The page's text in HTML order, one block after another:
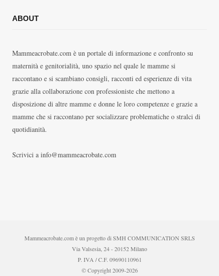
ABOUT
Mammeacrobate.com è un portale di informazione e confronto su
maternità e genitorialità, uno spazio nel quale le mamme si
raccontano e si scambiano consigli, racconti ed esperienze di vita
grazie alla collaborazione con professioniste che mettono a
disposizione di altre mamme e donne le loro competenze e grazie a
mamme che si raccontano per socializzare problematiche o stralci di
quotidianità.
Scrivici a info@mammeacrobate.com
Mammeacrobate.com è un progetto di SMH COMMUNICATION SRLS
Via Valsesia, 24 - 20152 Milano
P. IVA / C.F. 09690110961
© Copyright 2009-2026